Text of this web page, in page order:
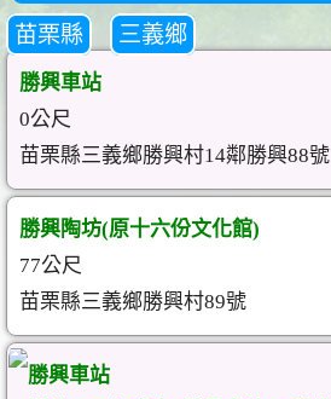
苗栗縣 三義鄉
勝興車站
0公尺
苗栗縣三義鄉勝興村14鄰勝興88號
勝興陶坊(原十六份文化館)
77公尺
苗栗縣三義鄉勝興村89號
勝興車站